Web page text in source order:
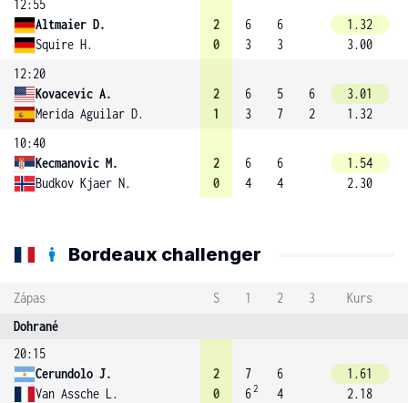
12:55
Altmaier D.
Squire H.
2
0
6
3
6
3
1.32
3.00
12:20
Kovacevic A.
Merida Aguilar D.
2
1
6
3
5
7
6
2
3.01
1.32
10:40
Kecmanovic M.
Budkov Kjaer N.
2
0
6
4
6
4
1.54
2.30
Bordeaux challenger
Zápas S 1 2 3
Kurs
Dohrané
20:15
Cerundolo J.
Van Assche L.
2
0
7
62
6
4
1.61
2.18